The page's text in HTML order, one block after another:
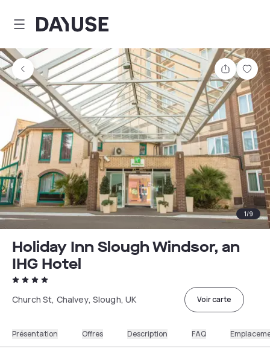
Dayuse
Partager
1/9
Holiday Inn Slough Windsor, an
IHG Hotel
Church St, Chalvey, Slough, UK Voir carte
Présentation Offres Description FAQ